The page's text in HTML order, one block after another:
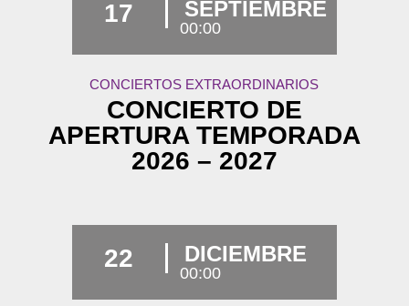
17 SEPTIEMBRE
00:00
CONCIERTOS EXTRAORDINARIOS
CONCIERTO DE
APERTURA TEMPORADA
2026 – 2027
22 DICIEMBRE
00:00